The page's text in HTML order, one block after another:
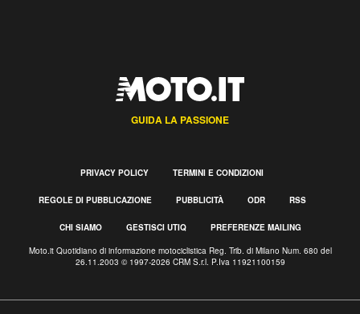
GUIDA LA PASSIONE
PRIVACY POLICY TERMINI E CONDIZIONI
REGOLE DI PUBBLICAZIONE PUBBLICITÀ ODR RSS
CHI SIAMO GESTISCI UTIQ PREFERENZE MAILING
Moto.it Quotidiano di informazione motociclistica Reg. Trib. di Milano Num. 680 del
26.11.2003 © 1997-2026 CRM S.r.l. P.Iva 11921100159